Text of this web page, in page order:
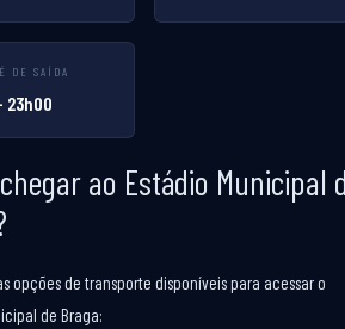
DE SAÍDA
23h00
ao Estádio Municipal
opções de transporte disponíveis para acessar o
de Braga: